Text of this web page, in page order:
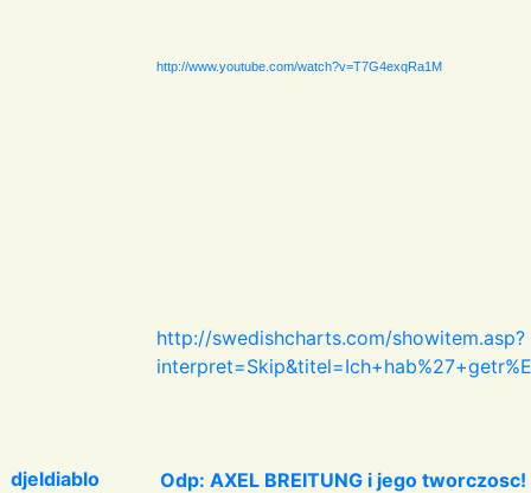
http://www.youtube.com/watch?v=T7G4exqRa1M
http://swedishcharts.com/showitem.asp?
djeldiablo
Odp: AXEL BREITUNG i jego